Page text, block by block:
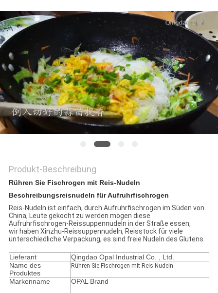
PRIVACY
POLICY
Produkt-Beschreibung
Rühren Sie Fischrogen mit Reis-Nudeln
Beschreibungsreisnudeln für Aufruhrfischrogen
Reis-Nudeln ist einfach, durch Aufruhrfischrogen im Süden von
China, Leute gekocht zu werden mögen diese
Aufruhrfischrogen-Reissuppennudeln in der Straße essen,
wir haben Xinzhu-Reissuppennudeln, Reisstock für viele
unterschiedliche Verpackung, es sind freie Nudeln des Glutens.
Lieferant
Qingdao Opal Industrial Co. , Ltd.
Name des
Produktes
Rühren Sie Fischrogen mit Reis-Nudeln
Markenname OPAL Brand